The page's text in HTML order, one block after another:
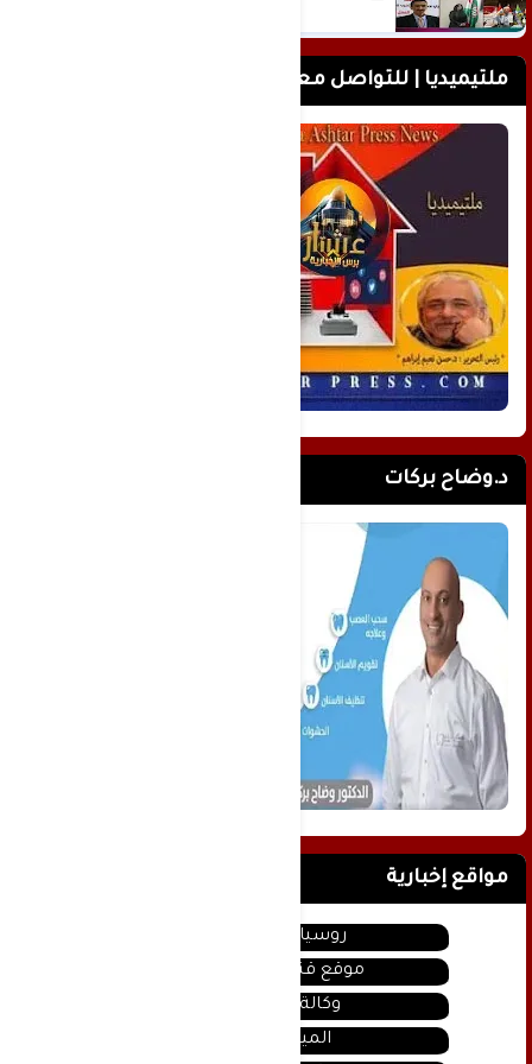
ملتيميديا | للتواصل معنا
د.وضاح بركات
مواقع إخبارية
روسيا اليوم
موقع قناة المنار
وكالة سانا
الميادين